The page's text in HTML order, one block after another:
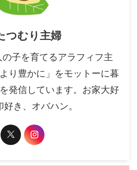
つむり主婦
子を育てるアラフィフ主
り豊かに」をモットーに暮
発信しています。お家大好
好き、オバハン。